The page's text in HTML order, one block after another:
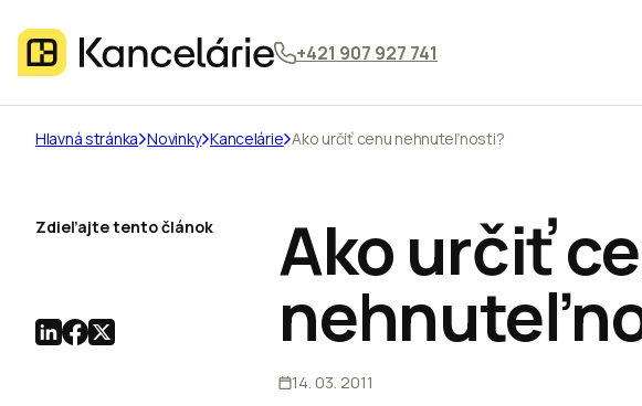
+421 907 927 741
Hlavná stránka Novinky Kancelárie Ako určiť cenu nehnuteľnosti?
Ako určiť
14. 03. 2011
Zdieľajte tento článok